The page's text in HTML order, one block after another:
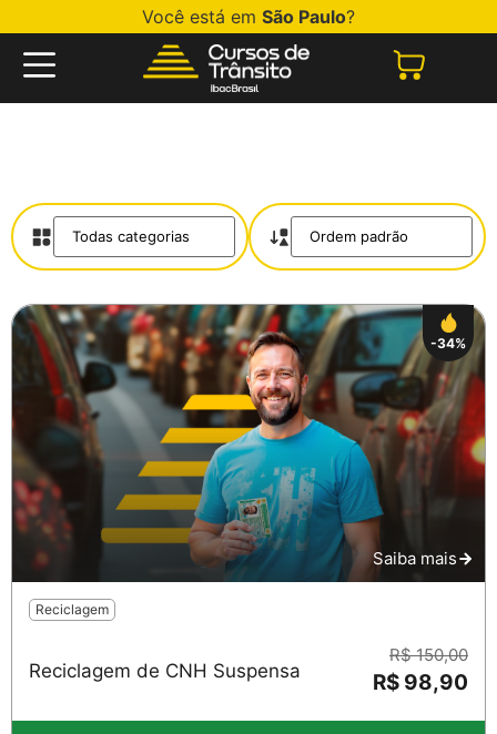
Você está em São Paulo?
-34%
Saiba mais
Reciclagem
Reciclagem de CNH Suspensa
R$ 150,00
R$ 98,90